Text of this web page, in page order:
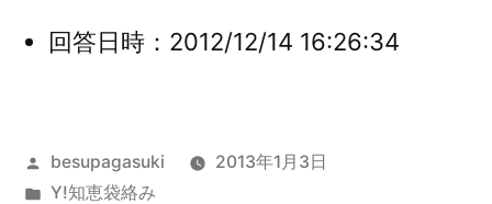
回答日時：2012/12/14 16:26:34
投
稿
besupagasuki
2013年1月3日
カ
Y!知恵袋絡み